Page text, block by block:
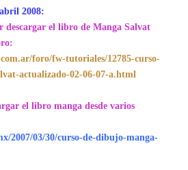
2008:
descargar el libro de Manga Salvat
foro/fw-tutoriales/12785-curso-
actualizado-02-06-07-a.html
el libro manga desde varios
2007/03/30/curso-de-dibujo-manga-